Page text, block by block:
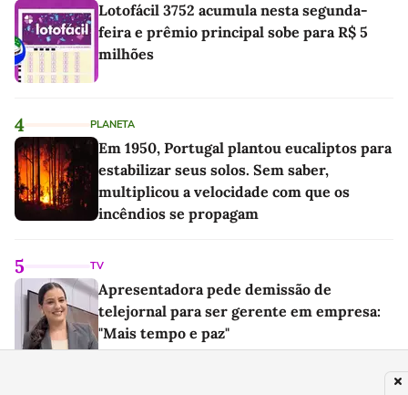
Lotofácil 3752 acumula nesta segunda-
feira e prêmio principal sobe para R$ 5
milhões
4 PLANETA
Em 1950, Portugal plantou eucaliptos para
estabilizar seus solos. Sem saber,
multiplicou a velocidade com que os
incêndios se propagam
5 TV
Apresentadora pede demissão de
telejornal para ser gerente em empresa:
"Mais tempo e paz"